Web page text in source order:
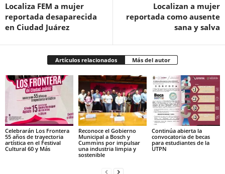
Localiza FEM a mujer
reportada desaparecida
en Ciudad Juárez
Localizan a mujer
reportada como ausente
sana y salva
Artículos relacionados Más del autor
Celebrarán Los Frontera
55 años de trayectoria
artística en el Festival
Cultural 60 y Más
Reconoce el Gobierno
Municipal a Bosch y
Cummins por impulsar
una industria limpia y
sostenible
Continúa abierta la
convocatoria de becas
para estudiantes de la
UTPN